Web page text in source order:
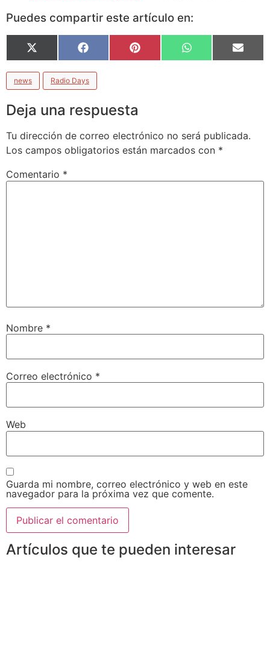
Puedes compartir este artículo en:
X
(Twitter)
Facebook Pinterest WhatsApp Email
news Radio Days
Deja una respuesta
Tu dirección de correo electrónico no será publicada.
Los campos obligatorios están marcados con *
Comentario *
Nombre *
Correo electrónico *
Web
Guarda mi nombre, correo electrónico y web en este
navegador para la próxima vez que comente.
Artículos que te pueden interesar